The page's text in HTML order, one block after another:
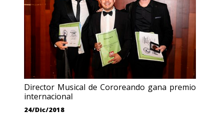
Director Musical de Cororeando gana premio
internacional
24/Dic/2018